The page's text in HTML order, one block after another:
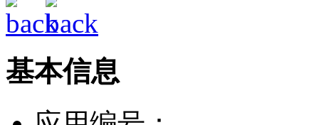
基本信息